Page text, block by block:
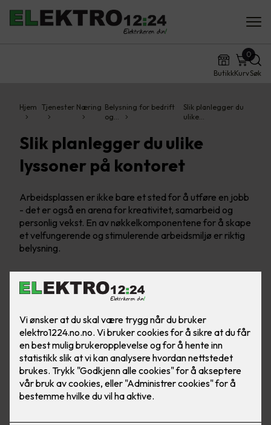
ButikkKurv
0
Søk
Hjem Tjenester Næring Belysning for bedrift
og…
Slik planlegger du
ulike…
Slik planlegger du ulike
lyssoner på kontoret
Arbeidsplassen er ikke bare et sted for å utføre en jobb
- det er også en arena for kreativitet, samarbeid og
personlig vekst. En av nøkkelkomponentene for å skape
et velfungerende og stimulerende arbeidsmiljø er riktig
belysning.